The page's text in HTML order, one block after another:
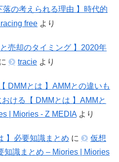
落の考えられる理由 】時代的
racing free より
売却のタイミング 】2020年
tracie より
DMMとは 】AMMとの違いも
ける【 DMMとは 】AMMと
| Miories - Z MEDIA より
】必要知識まとめ に
仮想
知識まとめ – Miories | Miories